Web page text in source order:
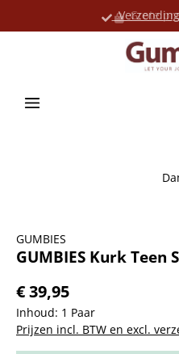
Grote
GUMBIES
GUMBIES Kurk Teen
€ 39,95
Inhoud: 1 Paar
Prijzen incl. BTW en excl.